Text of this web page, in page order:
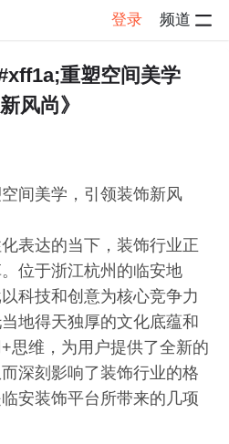
登录 频道
论 帖子详情
重塑空间美学
风尚》
间美学，引领装饰新风
表达的当下，装饰行业正
位于浙江杭州的临安地
科技和创意为核心竞争力
地得天独厚的文化底蕴和
思维，为用户提供了全新的
深刻影响了装饰行业的格
安装饰平台所带来的几项